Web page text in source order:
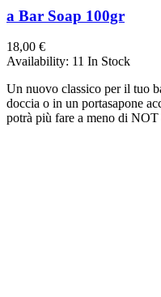
a Bar Soap 100gr
18,00 €
Availability: 11 In Stock
Un nuovo classico per il tuo
doccia o in un portasapone
potrà più fare a meno di